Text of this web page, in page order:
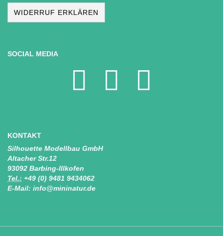
WIDERRUF ERKLÄREN
SOCIAL MEDIA
KONTAKT
Silhouette Modellbau GmbH
Altacher Str.12
93092 Barbing-Illkofen
Tel.: +49 (0) 9481 9434062
E-Mail: info@mininatur.de